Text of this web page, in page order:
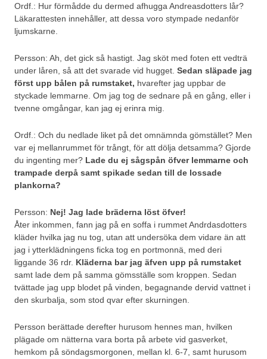
Ordf.: Hur förmådde du dermed afhugga Andreasdotters lår?
Läkarattesten innehåller, att dessa voro stympade nedanför
ljumskarne.
Persson: Ah, det gick så hastigt. Jag sköt med foten ett vedträ
under låren, så att det svarade vid hugget. Sedan släpade jag
först upp bålen på rumstaket, hvarefter jag uppbar de
styckade lemmarne. Om jag tog de sednare på en gång, eller i
tvenne omgångar, kan jag ej erinra mig.
Ordf.: Och du nedlade liket på det omnämnda gömstället? Men
var ej mellanrummet för trångt, för att dölja detsamma? Gjorde
du ingenting mer? Lade du ej sågspån öfver lemmarne och
trampade derpå samt spikade sedan till de lossade
plankorna?
Persson: Nej! Jag lade bräderna löst öfver!
Åter inkommen, fann jag på en soffa i rummet Andrdasdotters
kläder hvilka jag nu tog, utan att undersöka dem vidare än att
jag i ytterklädningens ficka tog en portmonnä, med deri
liggande 36 rdr. Kläderna bar jag äfven upp på rumstaket
samt lade dem på samma gömsställe som kroppen. Sedan
tvättade jag upp blodet på vinden, begagnande dervid vattnet i
den skurbalja, som stod qvar efter skurningen.
Persson berättade derefter hurusom hennes man, hvilken
plägade om nätterna vara borta på arbete vid gasverket,
hemkom på söndagsmorgonen, mellan kl. 6-7, samt hurusom